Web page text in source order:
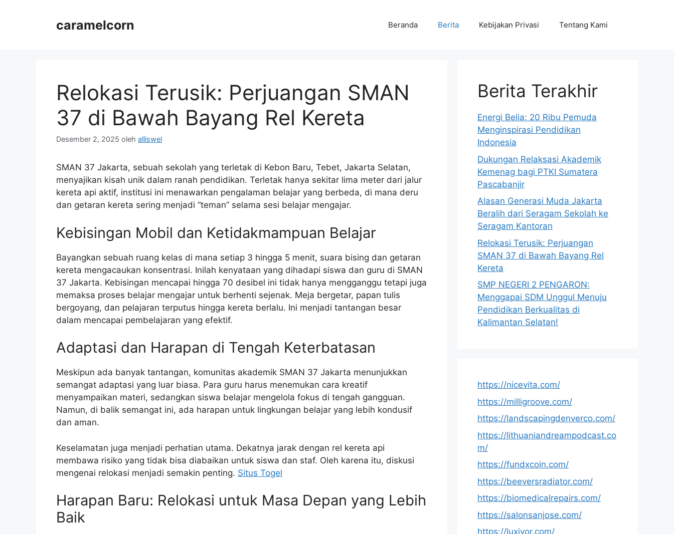
caramelcorn Beranda Berita Kebijakan Privasi Tentang Kami
Relokasi Terusik: Perjuangan SMAN
37 di Bawah Bayang Rel Kereta
Desember 2, 2025 oleh alliswel
SMAN 37 Jakarta, sebuah sekolah yang terletak di Kebon Baru, Tebet, Jakarta Selatan,
menyajikan kisah unik dalam ranah pendidikan. Terletak hanya sekitar lima meter dari jalur
kereta api aktif, institusi ini menawarkan pengalaman belajar yang berbeda, di mana deru
dan getaran kereta sering menjadi “teman” selama sesi belajar mengajar.
Kebisingan Mobil dan Ketidakmampuan Belajar
Bayangkan sebuah ruang kelas di mana setiap 3 hingga 5 menit, suara bising dan getaran
kereta mengacaukan konsentrasi. Inilah kenyataan yang dihadapi siswa dan guru di SMAN
37 Jakarta. Kebisingan mencapai hingga 70 desibel ini tidak hanya mengganggu tetapi juga
memaksa proses belajar mengajar untuk berhenti sejenak. Meja bergetar, papan tulis
bergoyang, dan pelajaran terputus hingga kereta berlalu. Ini menjadi tantangan besar
dalam mencapai pembelajaran yang efektif.
Adaptasi dan Harapan di Tengah Keterbatasan
Meskipun ada banyak tantangan, komunitas akademik SMAN 37 Jakarta menunjukkan
semangat adaptasi yang luar biasa. Para guru harus menemukan cara kreatif
menyampaikan materi, sedangkan siswa belajar mengelola fokus di tengah gangguan.
Namun, di balik semangat ini, ada harapan untuk lingkungan belajar yang lebih kondusif
dan aman.
Keselamatan juga menjadi perhatian utama. Dekatnya jarak dengan rel kereta api
membawa risiko yang tidak bisa diabaikan untuk siswa dan staf. Oleh karena itu, diskusi
mengenai relokasi menjadi semakin penting. Situs Togel
Harapan Baru: Relokasi untuk Masa Depan yang Lebih
Baik
Berita Terakhir
Energi Belia: 20 Ribu Pemuda
Menginspirasi Pendidikan
Indonesia
Dukungan Relaksasi Akademik
Kemenag bagi PTKI Sumatera
Pascabanjir
Alasan Generasi Muda Jakarta
Beralih dari Seragam Sekolah ke
Seragam Kantoran
Relokasi Terusik: Perjuangan
SMAN 37 di Bawah Bayang Rel
Kereta
SMP NEGERI 2 PENGARON:
Menggapai SDM Unggul Menuju
Pendidikan Berkualitas di
Kalimantan Selatan!
https://nicevita.com/
https://milligroove.com/
https://landscapingdenverco.com/
https://lithuaniandreampodcast.co
m/
https://fundxcoin.com/
https://beeversradiator.com/
https://biomedicalrepairs.com/
https://salonsanjose.com/
https://luxivor.com/